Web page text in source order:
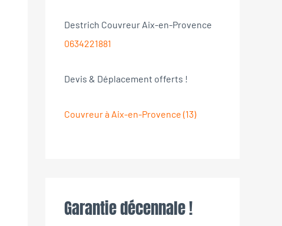
Destrich Couvreur Aix-en-Provence
0634221881
Devis & Déplacement offerts !
Couvreur à Aix-en-Provence (13)
Garantie décennale !